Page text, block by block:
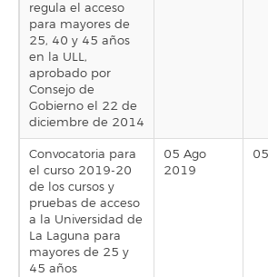
regula el acceso
para mayores de
25, 40 y 45 años
en la ULL,
aprobado por
Consejo de
Gobierno el 22 de
diciembre de 2014
Convocatoria para
el curso 2019-20
de los cursos y
pruebas de acceso
a la Universidad de
La Laguna para
mayores de 25 y
45 años
05 Ago
2019